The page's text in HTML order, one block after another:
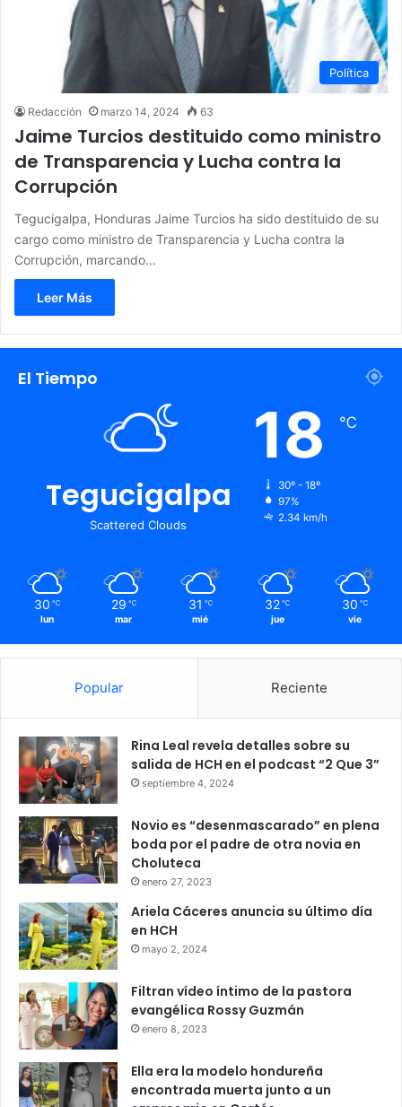
Política
Redacción marzo 14, 2024 63
Jaime Turcios destituido como ministro
de Transparencia y Lucha contra la
Corrupción
Tegucigalpa, Honduras Jaime Turcios ha sido destituido de su
cargo como ministro de Transparencia y Lucha contra la
Corrupción, marcando…
Leer Más
El Tiempo
Tegucigalpa
Scattered Clouds
18 ℃
30º - 18º
97%
2.34 km/h
30 ℃
lun
29 ℃
mar
31 ℃
mié
32 ℃
jue
30 ℃
vie
Popular Reciente
Rina Leal revela detalles sobre su
salida de HCH en el podcast “2 Que 3”
septiembre 4, 2024
Novio es “desenmascarado” en plena
boda por el padre de otra novia en
Choluteca
enero 27, 2023
Ariela Cáceres anuncia su último día
en HCH
mayo 2, 2024
Filtran vídeo íntimo de la pastora
evangélica Rossy Guzmán
enero 8, 2023
Ella era la modelo hondureña
encontrada muerta junto a un